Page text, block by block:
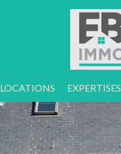
LOCATIONS EXPERTISES